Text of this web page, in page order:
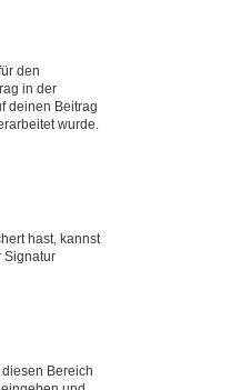
den
in der
deinen Beitrag
wurde.
hast, kannst
Signatur
Bereich